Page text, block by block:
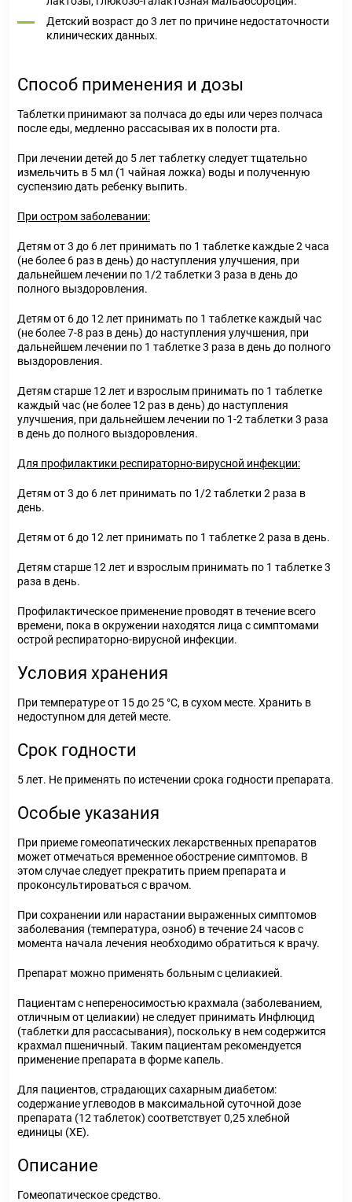
Детский возраст до 3 лет по причине недостаточности
клинических данных.
Способ применения и дозы
Таблетки принимают за полчаса до еды или через полчаса
после еды, медленно рассасывая их в полости рта.
При лечении детей до 5 лет таблетку следует тщательно
измельчить в 5 мл (1 чайная ложка) воды и полученную
суспензию дать ребенку выпить.
При остром заболевании:
Детям от 3 до 6 лет принимать по 1 таблетке каждые 2 часа
(не более 6 раз в день) до наступления улучшения, при
дальнейшем лечении по 1/2 таблетки 3 раза в день до
полного выздоровления.
Детям от 6 до 12 лет принимать по 1 таблетке каждый час
(не более 7-8 раз в день) до наступления улучшения, при
дальнейшем лечении по 1 таблетке 3 раза в день до полного
выздоровления.
Детям старше 12 лет и взрослым принимать по 1 таблетке
каждый час (не более 12 раз в день) до наступления
улучшения, при дальнейшем лечении по 1-2 таблетки 3 раза
в день до полного выздоровления.
Для профилактики респираторно­-вирусной инфекции:
Детям от 3 до 6 лет принимать по 1/2 таблетки 2 раза в
день.
Детям от 6 до 12 лет принимать по 1 таблетке 2 раза в день.
Детям старше 12 лет и взрослым принимать по 1 таблетке 3
раза в день.
Профилактическое применение проводят в течение всего
времени, пока в окружении находятся лица с симптомами
острой респираторно-вирусной инфекции.
Условия хранения
При температуре от 15 до 25 °С, в сухом месте. Хранить в
недоступном для детей месте.
Срок годности
5 лет. Не применять по истечении срока годности препарата.
Особые указания
При приеме гомеопатических лекарственных препаратов
может отмечаться временное обострение симптомов. В
этом случае следует прекратить прием препарата и
проконсультироваться с врачом.
При сохранении или нарастании выраженных симптомов
заболевания (температура, озноб) в течение 24 часов с
момента начала лечения необходимо обратиться к врачу.
Препарат можно применять больным с целиакией.
Пациентам с непереносимостью крахмала (заболеванием,
отличным от целиакии) не следует принимать Инфлюцид
(таблетки для рассасывания), поскольку в нем содержится
крахмал пшеничный. Таким пациентам рекомендуется
применение препарата в форме капель.
Для пациентов, страдающих сахарным диабетом:
содержание углеводов в максимальной суточной дозе
препарата (12 таблеток) соответствует 0,25 хлебной
единицы (ХЕ).
Описание
Гомеопатическое средство.